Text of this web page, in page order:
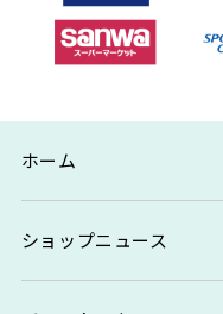
ホーム
ショップニュース